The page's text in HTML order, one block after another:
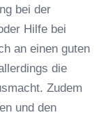
bei der
Hilfe bei
an einen guten
die
Zudem
und den